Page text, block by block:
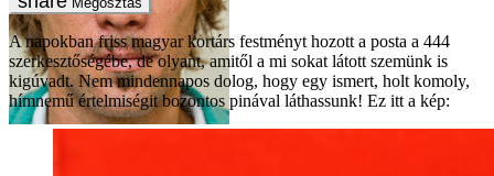
A napokban friss magyar kortárs festményt hozott a posta a 444
szerkesztőségébe, de olyant, amitől a mi sokat látott szemünk is
kigúvadt. Nem mindennapos dolog, hogy egy ismert, holt komoly,
hímnemű értelmiségit bozontos pinával láthassunk! Ez itt a kép: